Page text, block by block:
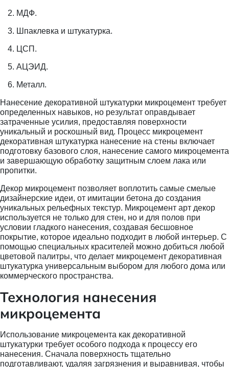
МДФ.
Шпаклевка и штукатурка.
ЦСП.
АЦЭИД.
Металл.
Нанесение декоративной штукатурки микроцемент требует
определенных навыков, но результат оправдывает
затраченные усилия, предоставляя поверхности
уникальный и роскошный вид. Процесс микроцемент
декоративная штукатурка нанесение на стены включает
подготовку базового слоя, нанесение самого микроцемента
и завершающую обработку защитным слоем лака или
пропитки.
Декор микроцемент позволяет воплотить самые смелые
дизайнерские идеи, от имитации бетона до создания
уникальных рельефных текстур. Микроцемент арт декор
используется не только для стен, но и для полов при
условии гладкого нанесения, создавая бесшовное
покрытие, которое идеально подходит в любой интерьер. С
помощью специальных красителей можно добиться любой
цветовой палитры, что делает микроцемент декоративная
штукатурка универсальным выбором для любого дома или
коммерческого пространства.
Технология нанесения
микроцемента
Использование микроцемента как декоративной
штукатурки требует особого подхода к процессу его
нанесения. Сначала поверхность тщательно
подготавливают, удаляя загрязнения и выравнивая, чтобы